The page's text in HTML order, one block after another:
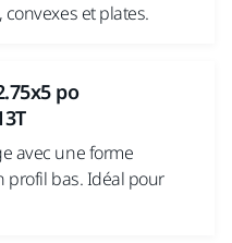
et plates.
po
avec une forme
profil bas. Idéal pour